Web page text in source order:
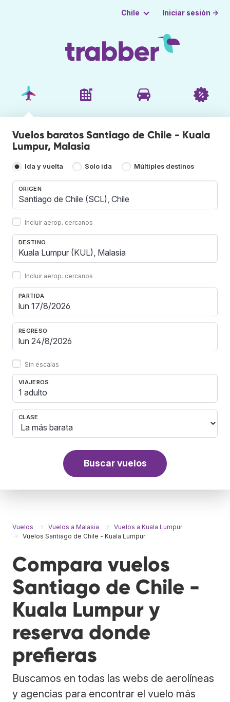
Chile Iniciar sesión →
Vuelos baratos Santiago de Chile - Kuala
Lumpur, Malasia
Ida y vuelta Solo ida Múltiples destinos
ORIGEN
Incluir aerop. cercanos
DESTINO
Incluir aerop. cercanos
PARTIDA
REGRESO
Sin escalas
VIAJEROS
1 adulto
CLASE
Buscar vuelos
Vuelos Vuelos a Malasia
Vuelos a Kuala Lumpur
Vuelos Santiago de Chile - Kuala Lumpur
Compara vuelos
Santiago de Chile -
Kuala Lumpur y
reserva donde
prefieras
Buscamos en todas las webs de aerolíneas
y agencias para encontrar el vuelo más